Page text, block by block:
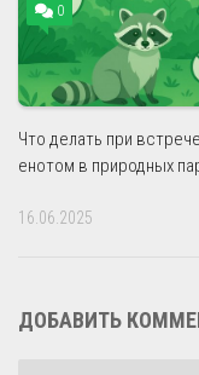
0
Что делать при
енотом в природных
16.06.2025
ДОБАВИТЬ